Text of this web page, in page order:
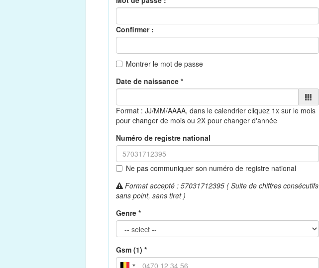
Confirmer :
Montrer le mot de passe
Date de naissance *
Format : JJ/MM/AAAA, dans le calendrier cliquez 1x sur le mois
pour changer de mois ou 2X pour changer d'année
Numéro de registre national
Ne pas communiquer son numéro de registre national
Format accepté : 57031712395 ( Suite de chiffres consécutifs
sans point, sans tiret )
Genre *
Gsm (1) *